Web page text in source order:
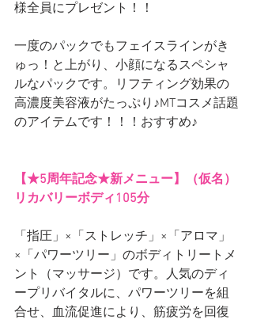
様全員にプレゼント！！
一度のパックでもフェイスラインがき
ゅっ！と上がり、小顔になるスペシャ
ルなパックです。リフティング効果の
高濃度美容液がたっぷり♪MTコスメ話題
のアイテムです！！！おすすめ♪
【★5周年記念★新メニュー】（仮名）
リカバリーボディ105分
「指圧」×「ストレッチ」×「アロマ」
×「パワーツリー」のボディトリートメ
ント（マッサージ）です。人気のディ
ープリバイタルに、パワーツリーを組
合せ、血流促進により、筋疲労を回復